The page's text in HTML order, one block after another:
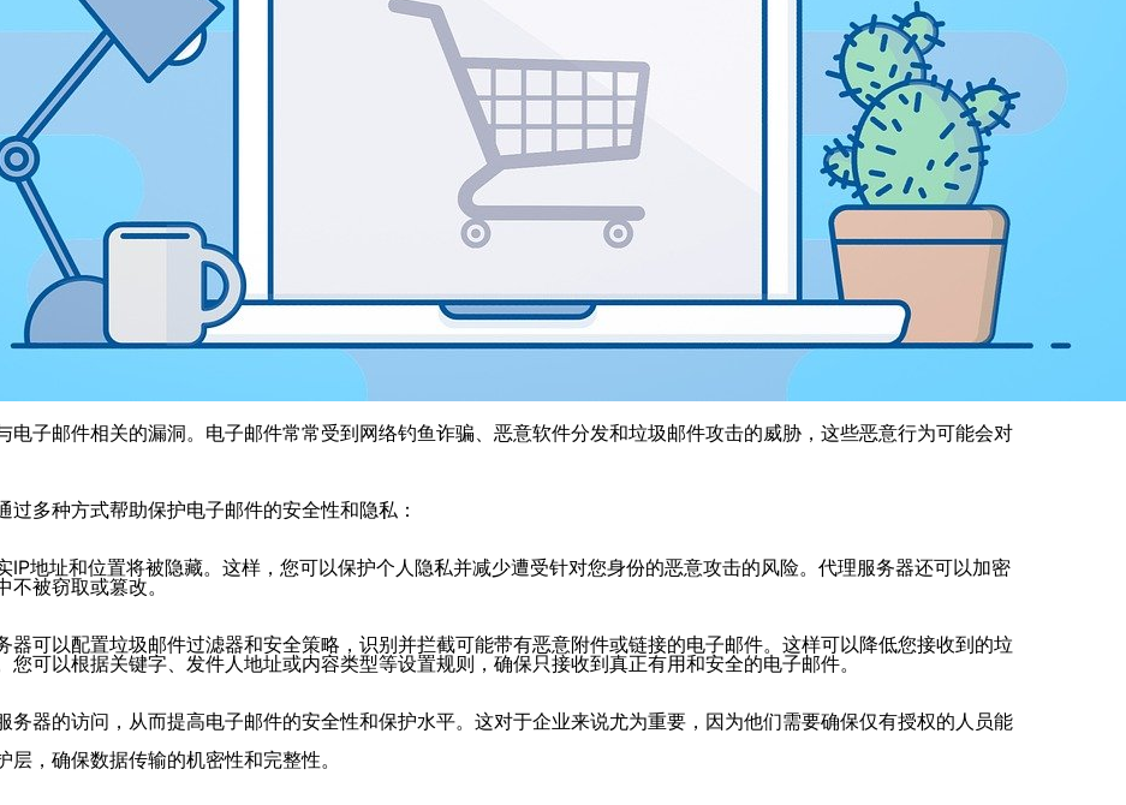
子邮件相关的漏洞。电子邮件常常受到网络钓鱼诈骗、恶意软件分发和垃圾邮件攻击的威胁，这些恶意行为可能会对
多种方式帮助保护电子邮件的安全性和隐私：
IP地址和位置将被隐藏。这样，您可以保护个人隐私并减少遭受针对您身份的恶意攻击的风险。代理服务器还可以加密
被窃取或篡改。
可以配置垃圾邮件过滤器和安全策略，识别并拦截可能带有恶意附件或链接的电子邮件。这样可以降低您接收到的垃
可以根据关键字、发件人地址或内容类型等设置规则，确保只接收到真正有用和安全的电子邮件。
器的访问，从而提高电子邮件的安全性和保护水平。这对于企业来说尤为重要，因为他们需要确保仅有授权的人员能
，确保数据传输的机密性和完整性。